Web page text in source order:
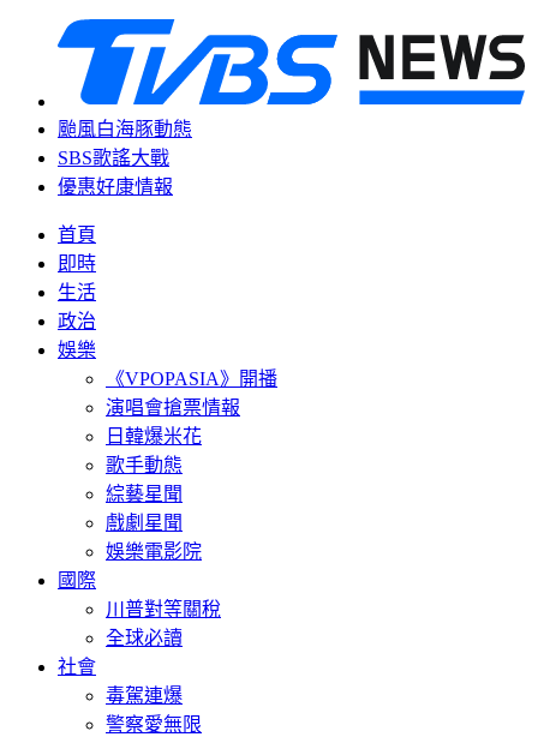
颱風白海豚動態
SBS歌謠大戰
優惠好康情報
首頁
即時
生活
政治
娛樂
《VPOPASIA》開播
演唱會搶票情報
日韓爆米花
歌手動態
綜藝星聞
戲劇星聞
娛樂電影院
國際
川普對等關稅
全球必讀
社會
毒駕連爆
警察愛無限